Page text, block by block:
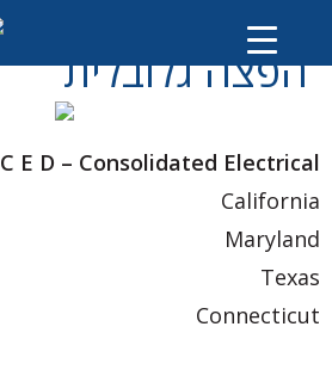
דף הבית
הפצה גלובלית
C E D – Consolidated Electrical
California
Maryland
Texas
Connecticut